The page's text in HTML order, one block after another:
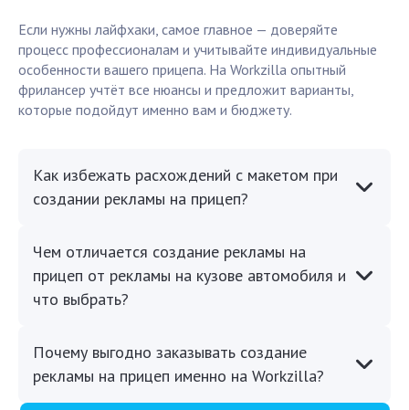
Если нужны лайфхаки, самое главное — доверяйте
процесс профессионалам и учитывайте индивидуальные
особенности вашего прицепа. На Workzilla опытный
фрилансер учтёт все нюансы и предложит варианты,
которые подойдут именно вам и бюджету.
Как избежать расхождений с макетом при
создании рекламы на прицеп?
Чем отличается создание рекламы на
прицеп от рекламы на кузове автомобиля и
что выбрать?
Почему выгодно заказывать создание
рекламы на прицеп именно на Workzilla?